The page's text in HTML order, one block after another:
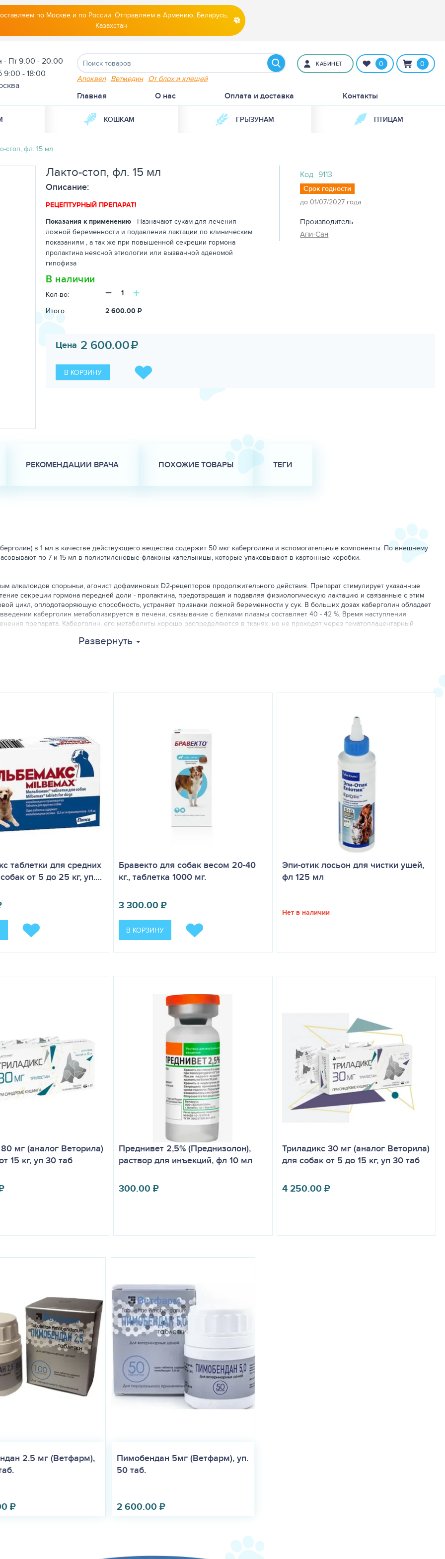
по Москве и по России. Отправляем в Армению, Беларусь,
Казахстан
- Пт 9:00 - 20:00
9:00 - 18:00
Апоквел Ветмедин От блох и клещей
КАБИНЕТ 0 0
Главная О нас Оплата и доставка Контакты
КОШКАМ ГРЫЗУНАМ ПТИЦАМ
стоп, фл. 15 мл
Лакто-стоп, фл. 15 мл
Описание:
РЕЦЕПТУРНЫЙ ПРЕПАРАТ!
Показания к применению - Назначают сукам для лечения
ложной беременности и подавления лактации по клиническим
показаниям , а так же при повышенной секреции гормона
пролактина неясной этиологии или вызванной аденомой
гипофиза
В наличии
Кол-во: − +
Итого: 2 600.00 ₽
Код 9113
Срок годности
до 01/07/2027 года
Производитель
Апи-Сан
Цена 2 600.00₽
В КОРЗИНУ
РЕКОМЕНДАЦИИ ВРАЧА ПОХОЖИЕ ТОВАРЫ ТЕГИ
в 1 мл в качестве действующего вещества содержит 50 мкг каберголина и вспомогательные компоненты. По внешнему
по 7 и 15 мл в полиэтиленовые флаконы-капельницы, которые упаковывают в картонные коробки.
алкалоидов спорыньи, агонист дофаминовых D2-рецепторов продолжительного действия. Препарат стимулирует указанные
секреции гормона передней доли - пролактина, предотвращая и подавляя физиологическую лактацию и связанные с этим
цикл, оплодотворяющую способность, устраняет признаки ложной беременности у сук. В больших дозах каберголин обладает
каберголин метаболизируется в печени, связывание с белками плазмы составляет 40 - 42 %. Время наступления
препарата. Каберголин, его метаболиты хорошо распределяются в тканях, но не проходят через гематоплацентарный
и 60 % соответственно) в течение нескольких дней, с молоком и менее 4 % вещества обнаруживается в моче в неизмененном
или принудительно на корень языка из расчета 0,1 мл (или 3 капли) на 1 кг веса животного 1 раз в день в течение 4 - 6 дней.
после прекращения дачи препарата курс можно повторить.
могут наблюдаться однократная рвота, отсутствие аппетита, сонливость. В этих случаях прекращение применения препарата
носа, рвота, обморочное состояние, резкое падение артериального давления и галлюцинации. Животным назначают
используют метоклопрамид.
Не следует применять препарат при беременности из-за усиления вероятности аборта, животным с пониженным
препарата вместе с антагонистами дофаминовых D2-рецепторов (производные фенотиазина, бутирофенона,
лекарственными средствами, а также назначать после хирургических операций из-за возможного усиления гипотензивного
связывания с белками плазмы, с малой вероятностью может влиять на связь каберголина с белками плазмы.
Развернуть
таблетки для средних
от 5 до 25 кг, уп.…
Бравекто для собак весом 20-40
кг., таблетка 1000 мг.
3 300.00₽
В КОРЗИНУ
Эпи-отик лосьон для чистки ушей,
фл 125 мл
Нет в наличии
мг (аналог Веторила)
15 кг, уп 30 таб
Преднивет 2,5% (Преднизолон),
раствор для инъекций, фл 10 мл
300.00₽
Триладикс 30 мг (аналог Веторила)
для собак от 5 до 15 кг, уп 30 таб
4 250.00₽
2.5 мг (Ветфарм),
₽
Пимобендан 5мг (Ветфарм), уп.
50 таб.
2 600.00₽